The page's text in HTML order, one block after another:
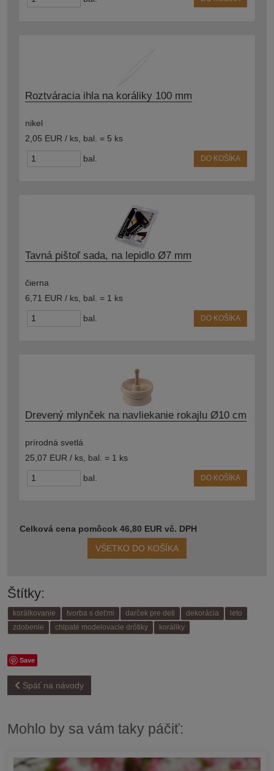
Roztváracia ihla na koráliky 100 mm
nikel
2,05 EUR / ks bal. = 5 ks
bal. DO KOŠÍKA
Tavná pištoľ sada, na lepidlo Ø7 mm
čierna
6,71 EUR / ks bal. = 1 ks
bal. DO KOŠÍKA
Drevený mlynček na navliekanie rokajlu Ø10 cm
prírodná svetlá
25,07 EUR / ks bal. = 1 ks
bal. DO KOŠÍKA
Celková cena pomôcok 46,80 EUR vč. DPH
VŠETKO DO KOŠÍKA
Štítky:
korálkovanie tvorba s deťmi darček pre deti dekorácia
leto
zdobenie
chlpaté modelovacie drôtiky koráliky
Save
Späť na návody
Mohlo by sa vám taky páčiť: